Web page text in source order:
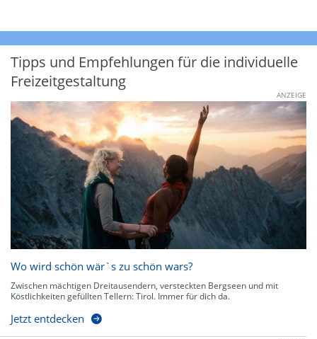
Tipps und Empfehlungen für die individuelle
Freizeitgestaltung
ANZEIGE
Wo wird schön wär`s zu schön wars?
Zwischen mächtigen Dreitausendern, versteckten Bergseen und mit
Köstlichkeiten gefüllten Tellern: Tirol. Immer für dich da.
Jetzt entdecken